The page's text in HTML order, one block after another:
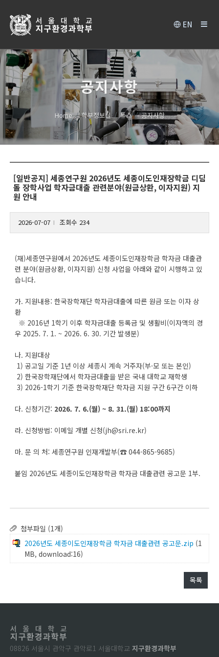
EN
공지사항
Home 학부정보실 뉴스 공지사항
[일반공지] 세종연구원 2026년도 세종이도인재장학금 디딤
돌 장학사업 학자금대출 관련분야(원금상환, 이자지원) 지
원 안내
2026-07-07 조회수 234
(재)세종연구원에서 2026년도 세종이도인재장학금 학자금 대출관
련 분야(원금상환, 이자지원) 신청 사업을 아래와 같이 시행하고 있
습니다.
가. 지원내용: 한국장학재단 학자금대출에 따른 원금 또는 이자 상
환
※ 2016년 1학기 이후 학자금대출 등록금 및 생활비(이자액의 경
우 2025. 7. 1. ~ 2026. 6. 30. 기간 발생분)
나. 지원대상
1) 공고일 기준 1년 이상 세종시 계속 거주자(부·모 또는 본인)
2) 한국장학재단에서 학자금대출을 받은 국내 대학교 재학생
3) 2026-1학기 기준 한국장학재단 학자금 지원 구간 6구간 이하
다. 신청기간: 2026. 7. 6.(월) ~ 8. 31.(월) 18:00까지
라. 신청방법: 이메일 개별 신청(jh@sri.re.kr)
마. 문 의 처: 세종연구원 인재개발부(☎ 044-865-9685)
붙임 2026년도 세종이도인재장학금 학자금 대출관련 공고문 1부.
첨부파일 (1개)
2026년도 세종이도인재장학금 학자금 대출관련 공고문.zip (1
MB, download:16)
목록
08826 서울시 관악구 관악로1 서울대학교 지구환경과학부